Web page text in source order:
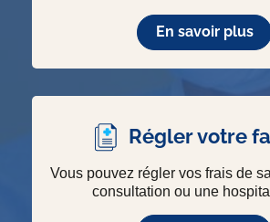
En savoir plus
Régler votre
Vous pouvez régler vos frais de
consultation ou une